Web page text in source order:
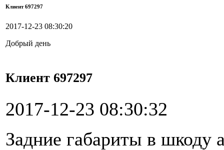
Клиент 697297
2017-12-23 08:30:20
Добрый день
Клиент 697297
2017-12-23 08:30:32
Задние габариты в шкоду